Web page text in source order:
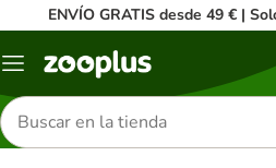
ENVÍO GRATIS desde 49 € |
Menú
Buscar
productos